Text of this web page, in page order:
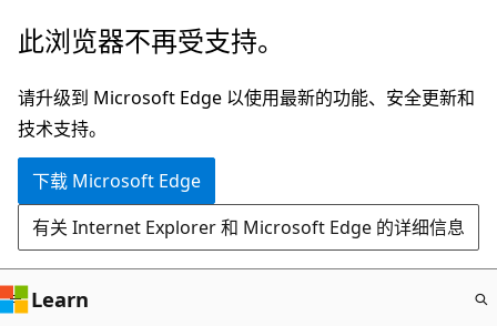
跳
主
要
内
此浏览器不再受支持。
请升级到 Microsoft Edge 以使用最新的功能、安全更新和
技术支持。
下载 Microsoft Edge
有关 Internet Explorer 和 Microsoft Edge 的详细信息
Learn